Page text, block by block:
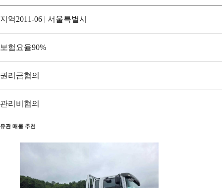
지역2011-06 | 서울특별시
보험요율90%
권리금협의
관리비 협의
유관 매물 추천